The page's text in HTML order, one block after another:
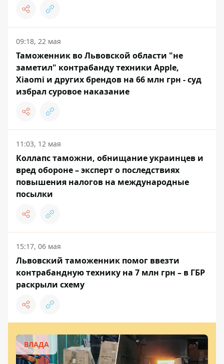
09:18, 22 мая
Таможенник во Львовской области "не
заметил" контрабанду техники Apple,
Xiaomi и других брендов на 66 млн грн - суд
избрал суровое наказание
11:03, 12 мая
Коллапс таможни, обнищание украинцев и
вред обороне – эксперт о последствиях
повышения налогов на международные
посылки
15:17, 06 мая
Львовский таможенник помог ввезти
контрабандную технику на 7 млн ​​грн – в ГБР
раскрыли схему
ВЛАДА